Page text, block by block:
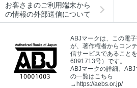
お客さまのご利用端末から
の情報の外部送信について
ABJマークは、この電
が、著作権者からコン
信サービスであること
6091713号）です。
ABJマークの詳細、
の一覧はこちら
→https://aebs.or.jp/